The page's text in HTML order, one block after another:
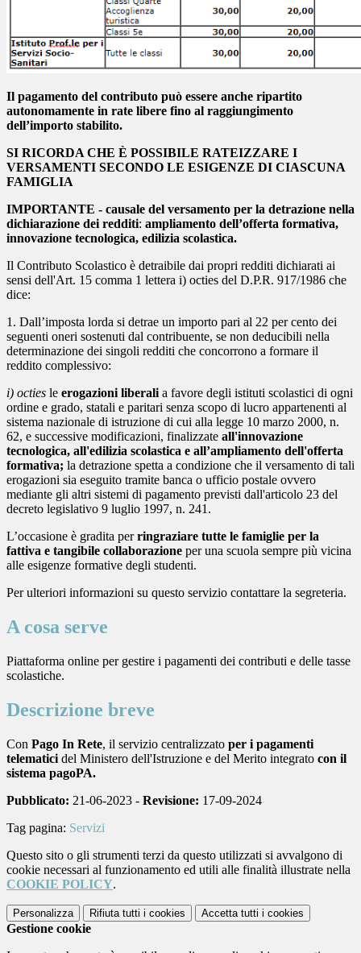
Il pagamento del contributo può essere anche ripartito
autonomamente in rate libere fino al raggiungimento
dell’importo stabilito.
SI RICORDA CHE È POSSIBILE RATEIZZARE I
VERSAMENTI SECONDO LE ESIGENZE DI CIASCUNA
FAMIGLIA
IMPORTANTE - causale del versamento per la detrazione nella
dichiarazione dei redditi: ampliamento dell’offerta formativa,
innovazione tecnologica, edilizia scolastica.
Il Contributo Scolastico è detraibile dai propri redditi dichiarati ai
sensi dell'Art. 15 comma 1 lettera i) octies del D.P.R. 917/1986 che
dice:
1. Dall’imposta lorda si detrae un importo pari al 22 per cento dei
seguenti oneri sostenuti dal contribuente, se non deducibili nella
determinazione dei singoli redditi che concorrono a formare il
reddito complessivo:
i) octies le erogazioni liberali a favore degli istituti scolastici di ogni
ordine e grado, statali e paritari senza scopo di lucro appartenenti al
sistema nazionale di istruzione di cui alla legge 10 marzo 2000, n.
62, e successive modificazioni, finalizzate all'innovazione
tecnologica, all'edilizia scolastica e all’ampliamento dell'offerta
formativa; la detrazione spetta a condizione che il versamento di tali
erogazioni sia eseguito tramite banca o ufficio postale ovvero
mediante gli altri sistemi di pagamento previsti dall'articolo 23 del
decreto legislativo 9 luglio 1997, n. 241.
L’occasione è gradita per ringraziare tutte le famiglie per la
fattiva e tangibile collaborazione per una scuola sempre più vicina
alle esigenze formative degli studenti.
Per ulteriori informazioni su questo servizio contattare la segreteria.
A cosa serve
Piattaforma online per gestire i pagamenti dei contributi e delle tasse
scolastiche.
Descrizione breve
Con Pago In Rete, il servizio centralizzato per i pagamenti
telematici del Ministero dell'Istruzione e del Merito integrato con il
sistema pagoPA.
Pubblicato: 21-06-2023 - Revisione: 17-09-2024
Tag pagina: Servizi
Questo sito o gli strumenti terzi da questo utilizzati si avvalgono di
cookie necessari al funzionamento ed utili alle finalità illustrate nella
COOKIE POLICY.
Personalizza Rifiuta tutti i cookies Accetta tutti i cookies
Gestione cookie